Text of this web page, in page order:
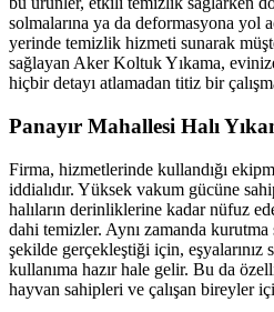
sakarya
panel
panel
giriş
solmalarına ya da deformasyona yol
yerinde temizlik hizmeti sunarak
sağlayan Aker Koltuk Yıkama,
hiçbir detayı atlamadan titiz bir
Panayır Mahallesi Halı
Firma, hizmetlerinde kullandığı
iddialıdır. Yüksek vakum gücüne
halıların derinliklerine kadar nüfuz
dahi temizler. Aynı zamanda
şekilde gerçekleştiği için, eşyalarınız
kullanıma hazır hale gelir. Bu da
hayvan sahipleri ve çalışan bireyler